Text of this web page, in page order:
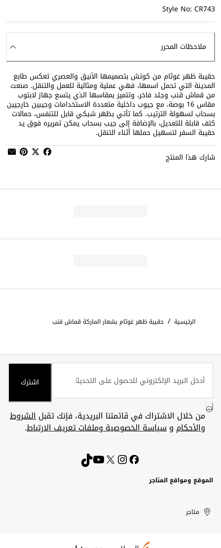
Style No: CR743
ملاحظات المحرر
حقيبة ظهر غوثام من كوتش بتصميمها الأنيق والعصري تعكس طابع
المدينة التي تحمل اسمها، فهي عملية ومثالية للعمل والتنقل. صنعت
من قماش قنب وجلد فاخر، وتتميز بمقاسها الذي يتسع جهاز لابتوب
مقاس 16 بوصة، مع جيوب داخلية متعددة الاستخدامات وجيبين خارجيين
بسحاب لسهولة الترتيب. كما تأتي بظهر شبكي قابل للتنفس، حمالات
كتف قابلة للتعديل، بالإضافة إلى جيب بسحاب يمكن تمريره فوق يد
حقيبة السفر لتسهيل حملها أثناء التنقل.
شارك هذا المنتج
الرئيسية / حقيبة ظهر غوثام بشعار الماركة قماش قنب
اشترك
من خلال الاشتراك في قائمتنا البريدية، فإنك تقبلالشروط
والأحكام وسياسة الخصوصية وملفات تعريف الارتباط.
الموقع ومواقع المتاجر
United
Arab
Kuwait
الإمارات
العربية
الكويت
متاجر